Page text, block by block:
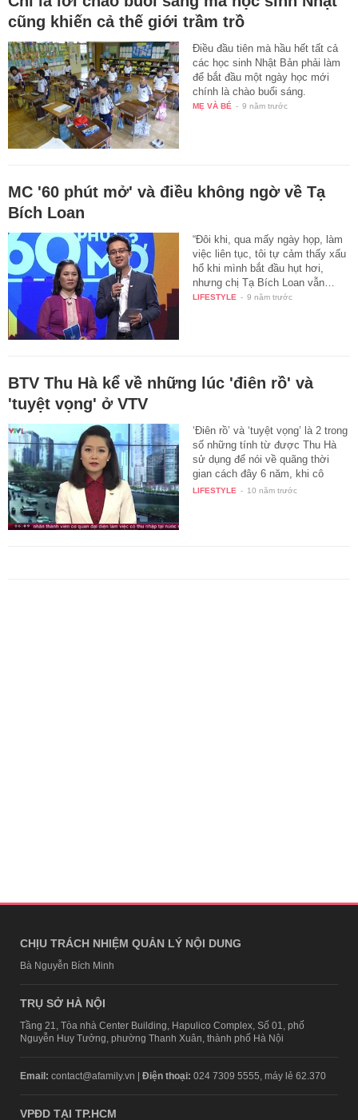
cũng khiến cả thế giới trầm trồ
Điều đầu tiên mà hầu hết tất cả
các học sinh Nhật Bản phải làm
để bắt đầu một ngày học mới
chính là chào buổi sáng.
MẸ VÀ BÉ - 9 năm trước
MC '60 phút mở' và điều không ngờ về Tạ
Bích Loan
“Đôi khi, qua mấy ngày họp, làm
việc liên tục, tôi tự cảm thấy xấu
hổ khi mình bắt đầu hụt hơi,
nhưng chị Tạ Bích Loan vẫn…
LIFESTYLE - 9 năm trước
BTV Thu Hà kể về những lúc 'điên rồ' và
'tuyệt vọng' ở VTV
‘Điên rồ’ và ‘tuyệt vọng’ là 2 trong
số những tính từ được Thu Hà
sử dụng để nói về quãng thời
gian cách đây 6 năm, khi cô
còn…
LIFESTYLE - 10 năm trước
CHỊU TRÁCH NHIỆM QUẢN LÝ NỘI DUNG
Bà Nguyễn Bích Minh
TRỤ SỞ HÀ NỘI
Tầng 21, Tòa nhà Center Building, Hapulico Complex, Số 01, phố
Nguyễn Huy Tưởng, phường Thanh Xuân, thành phố Hà Nội
Email: contact@afamily.vn | Điện thoại: 024 7309 5555, máy lẻ 62.370
VPĐD TẠI TP.HCM